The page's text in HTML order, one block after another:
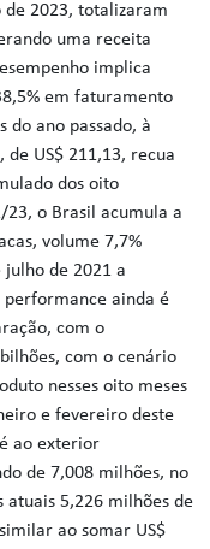
2023, totalizaram
uma receita
implica
em faturamento
do ano passado, à
US$ 211,13, recua
dos oito
23, o Brasil acumula a
volume 7,7%
de 2021 a
ainda é
com o
com o cenário
nesses oito meses
e fevereiro deste
ao exterior
de 7,008 milhões, no
5,226 milhões de
ao somar US$